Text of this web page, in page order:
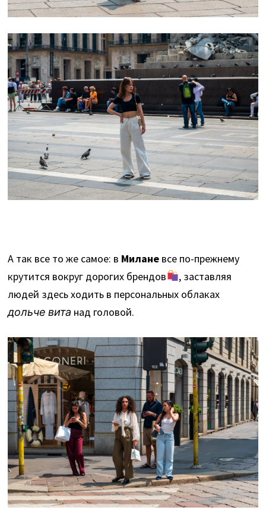
А так все то же самое: в Милане все по-прежнему
крутится вокруг дорогих брендов
, заставляя
людей здесь ходить в персональных облаках
дольче вита над головой.